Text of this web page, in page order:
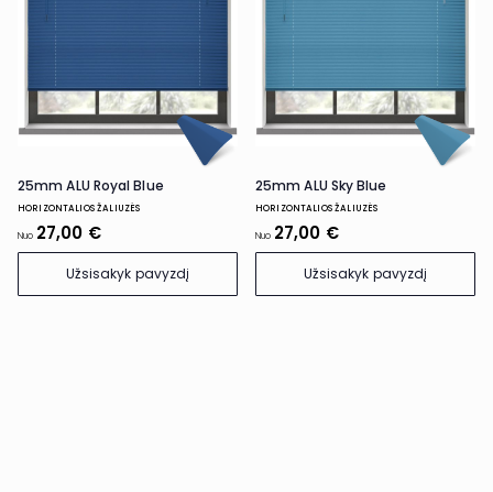
25mm ALU Royal Blue
HORIZONTALIOS ŽALIUZĖS
Nuo 27,00 €
Užsisakyk pavyzdį
25mm ALU Sky Blue
HORIZONTALIOS ŽALIUZĖS
Nuo 27,00 €
Užsisakyk pavyzdį